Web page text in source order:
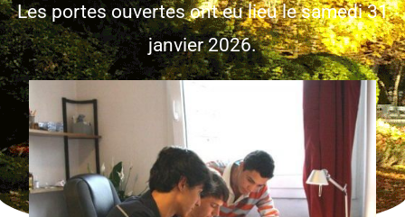
Les portes ouvertes ont eu lieu le samedi 31
janvier 2026.